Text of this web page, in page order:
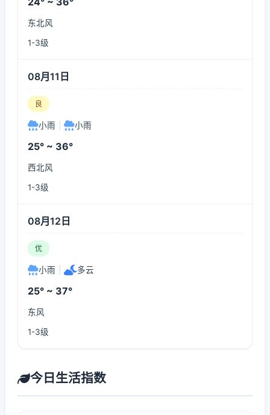
东北风
1-3级
08月11日
良
小雨 小雨
25° ~ 36°
西北风
1-3级
08月12日
优
小雨 多云
25° ~ 37°
东风
1-3级
今日生活指数